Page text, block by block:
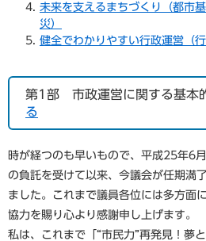
未来を支えるまちづくり（都市
災）
健全でわかりやすい行政運営（行
第1部 市政運営に関する基本
る
時が経つのも早いもので、平成25年6
の負託を受けて以来、今議会が任期満
ました。これまで議員各位には多方面
協力を賜り心より感謝申し上げます。
私は、これまで「“市民力”再発見！夢